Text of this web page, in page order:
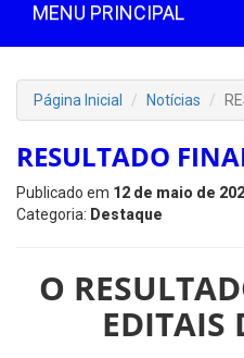
MENU PRINCIPAL
Página Inicial Notícias
RESULTADO
Publicado em 12 de maio de
Categoria: Destaque
O
EDITAIS